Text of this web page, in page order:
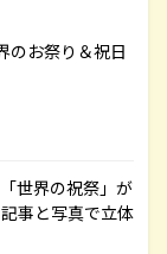
のお祭り＆祝日
世界の祝祭」が
事と写真で立体